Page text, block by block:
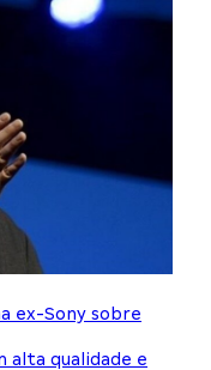
ex-Sony sobre
alta qualidade e